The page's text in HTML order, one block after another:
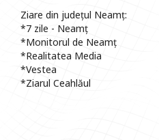
Ziare din județul Neamț:
*7 zile - Neamț
*Monitorul de Neamț
*Realitatea Media
*Vestea
*Ziarul Ceahlăul